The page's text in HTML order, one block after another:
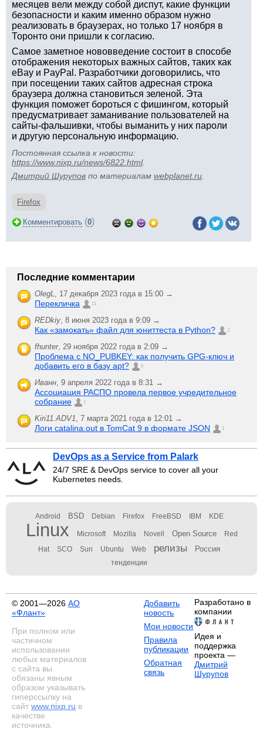
месяцев вели между собой диспут, какие функции
безопасности и каким именно образом нужно
реализовать в браузерах, но только 17 ноября в
Торонто они пришли к согласию.
Самое заметное нововведение состоит в способе
отображения некоторых важных сайтов, таких как
eBay и PayPal. Разработчики договорились, что
при посещении таких сайтов адресная строка
браузера должна становиться зеленой. Эта
функция поможет бороться с фишингом, который
предусматривает заманивание пользователей на
сайты-фальшивки, чтобы выманить у них пароли
и другую персональную информацию.
Постоянная ссылка к новости:
https://www.nixp.ru/news/6822.html.
Дмитрий Шурупов по материалам webplanet.ru
Firefox
Комментировать (0)
Последние комментарии
OlegL, 17 декабря 2023 года в 15:00 →
Перекличка 21
REDkiy, 8 июня 2023 года в 9:09 →
Как «замокать» файл для юниттеста в Python? 2
fhunter, 29 ноября 2022 года в 2:09 →
Проблема с NO_PUBKEY: как получить GPG-ключ и
добавить его в базу apt?
6
Иванн, 9 апреля 2022 года в 8:31 →
Ассоциация РАСПО провела первое учредительное
собрание
1
Kiri11.ADV1, 7 марта 2021 года в 12:01 →
Логи catalina.out в TomCat 9 в формате JSON 1
DevOps as a Service from Palark
24/7 SRE & DevOps service to cover all your
Kubernetes needs.
Android BSD Debian Firefox FreeBSD IBM KDE
Linux Microsoft Mozilla Novell Open Source Red
Hat SCO Sun Ubuntu Web релизы Россия
тенденции
© 2001—2026 АО
«Флант»
При полном или
частичном
использовании
любых материалов
с сайта вы
обязаны явным
образом указывать
гиперссылку на
сайт www.nixp.ru в
качестве
источника.
Добавить
новость
Мои новости
Правила
публикации
Обратная
связь
Разработано в
компании
Идея и
поддержка
проекта —
Дмитрий
Шурупов